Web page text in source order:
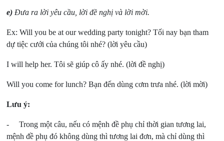
e)Đưa ra lời yêu cầu, lời đề nghị và lời mời.
Ex: Will you be at our wedding party tonight?Tối nay bạn tham
dự tiệc cưới của chúng tôi nhé? (lời yêu cầu)
I will help her.Tôi sẽ giúp cô ấy nhé. (lời đề nghị)
Will you come for lunch?Bạn đến dùng cơm trưa nhé. (lời mời)
Lưu ý:
- Trong một câu, nếu có mệnh đề phụ chỉ thời gian tương lai,
mệnh đề phụ đó không dùng thì tương lai đơn, mà chỉ dùng thì